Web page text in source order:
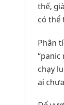
thế,
có thể
Phân
chạy
ai